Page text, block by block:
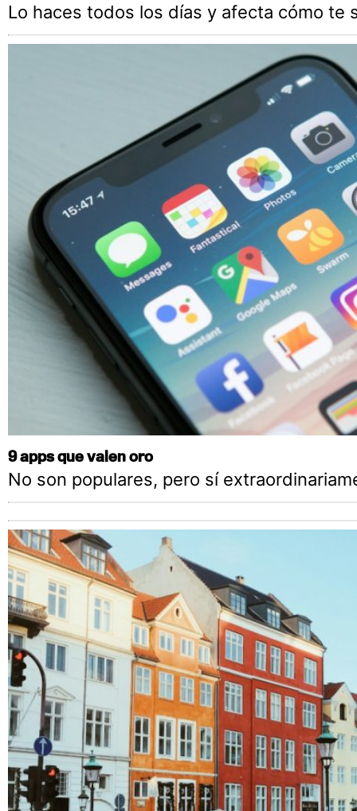
Lo haces todos los días y afecta cómo te
9 apps que valen oro
No son populares, pero sí